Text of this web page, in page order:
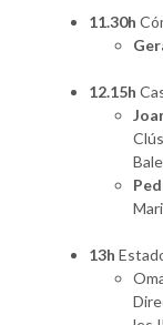
11.30h
12.15h
13h